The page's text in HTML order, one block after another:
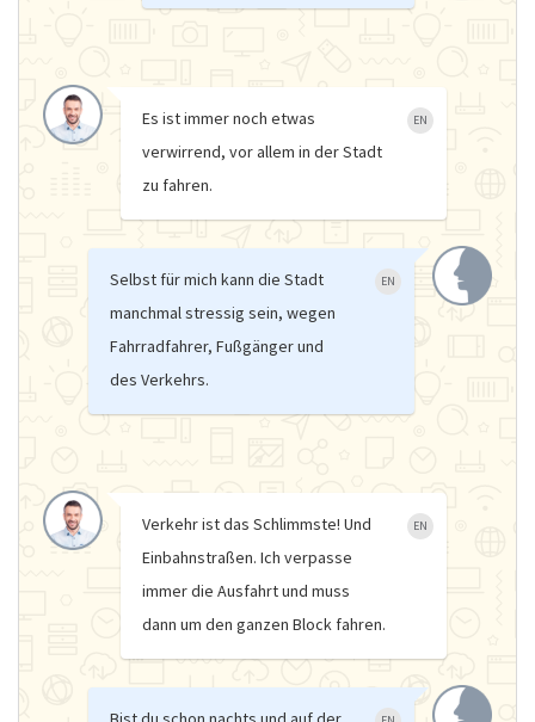
Es ist immer noch etwas
verwirrend, vor allem in der Stadt
zu fahren.
EN
Selbst für mich kann die Stadt
manchmal stressig sein, wegen
Fahrradfahrer, Fußgänger und
des Verkehrs.
EN
Verkehr ist das Schlimmste! Und
Einbahnstraßen. Ich verpasse
immer die Ausfahrt und muss
dann um den ganzen Block fahren.
EN